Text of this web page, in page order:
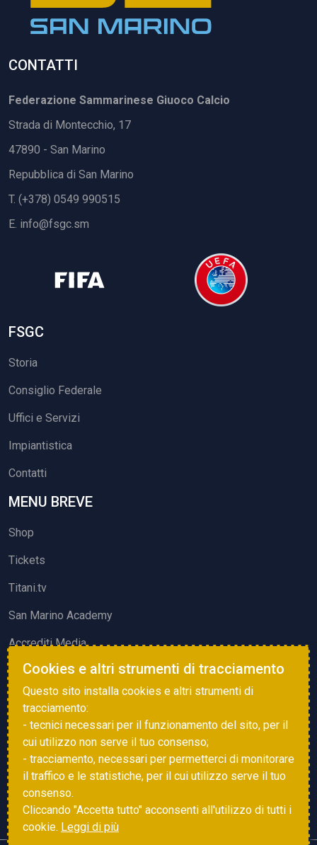
CONTATTI
Federazione Sammarinese Giuoco Calcio
Strada di Montecchio, 17
47890 - San Marino
Repubblica di San Marino
T. (+378) 0549 990515
E. info@fsgc.sm
FSGC
Storia
Consiglio Federale
Uffici e Servizi
Impiantistica
Contatti
MENU BREVE
Shop
Tickets
Titani.tv
San Marino Academy
Accrediti Media
ATTIVITÀ ED EVENTI
Squadre di Calcio
Associazione Sammarinese Arbitri
Vota gol e parata
Cookies e altri strumenti di tracciamento
Questo sito installa cookies e altri strumenti di
tracciamento:
- tecnici necessari per il funzionamento del sito, per il
cui utilizzo non serve il tuo consenso;
- tracciamento, necessari per permetterci di monitorare
il traffico e le statistiche, per il cui utilizzo serve il tuo
consenso.
Cliccando "Accetta tutto" acconsenti all'utilizzo di tutti i
cookie. Leggi di più